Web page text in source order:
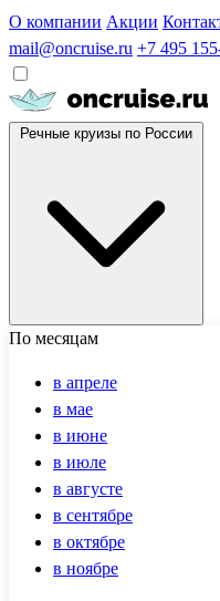
О компании Акции
mail@oncruise.ru +7 495
По месяцам
в апреле
в мае
в июне
в июле
в августе
в сентябре
в октябре
в ноябре